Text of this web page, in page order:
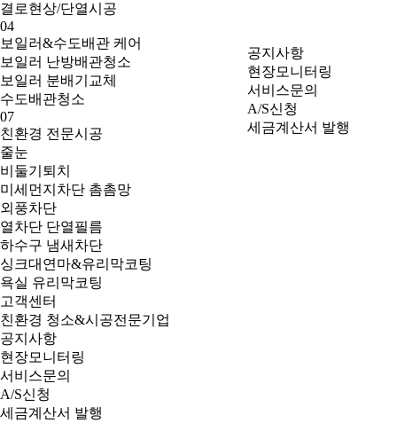
결로현상/단열시공
04
보일러&수도배관 케어
보일러 난방배관청소
보일러 분배기교체
수도배관청소
07
친환경 전문시공
줄눈
비둘기퇴치
미세먼지차단 촘촘망
외풍차단
열차단 단열필름
하수구 냄새차단
싱크대연마&유리막코팅
욕실 유리막코팅
고객센터
친환경 청소&시공전문기업
공지사항
현장모니터링
서비스문의
A/S신청
세금계산서 발행
공지사항
현장모니터링
서비스문의
A/S신청
세금계산서 발행